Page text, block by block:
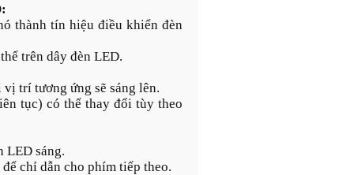
thành tín hiệu điều khiển đèn
trên dây đèn LED.
trí tương ứng sẽ sáng lên.
tục) có thể thay đổi tùy theo
LED sáng.
chỉ dẫn cho phím tiếp theo.